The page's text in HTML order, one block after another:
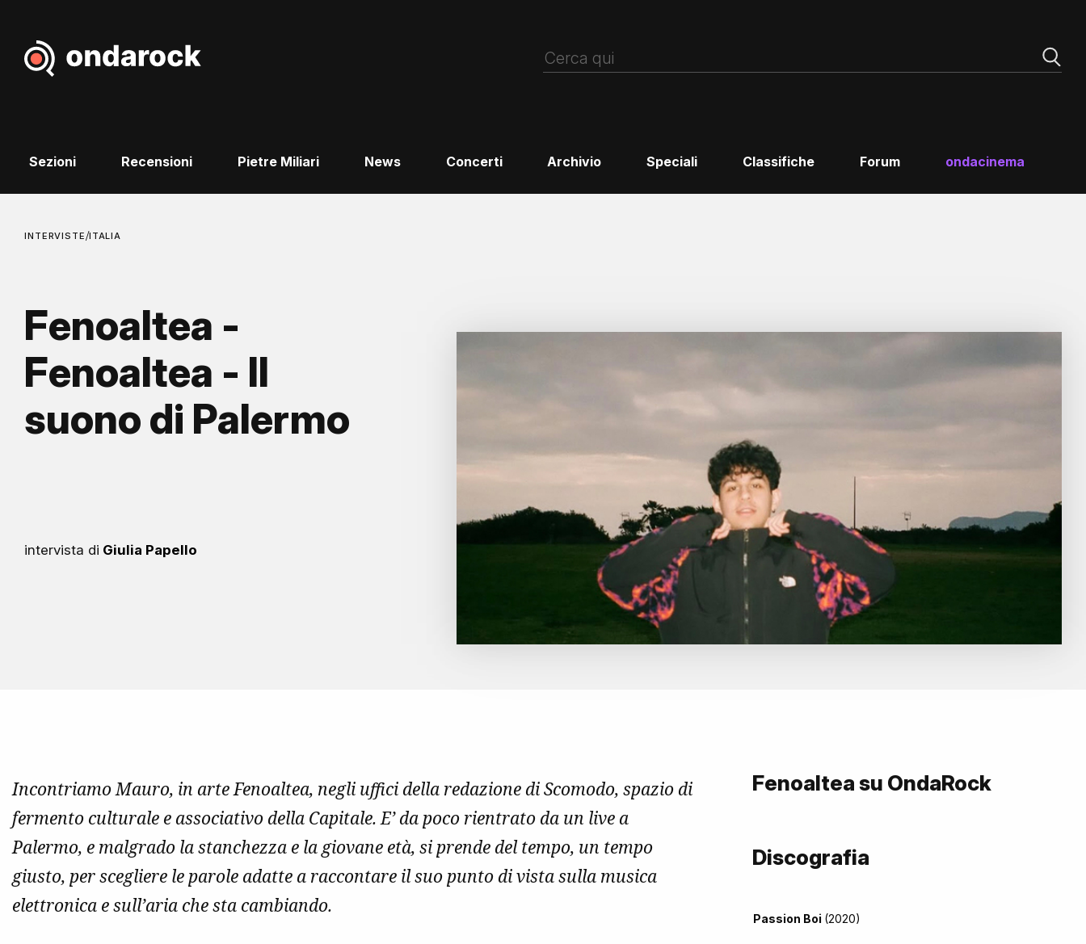
Sezioni Recensioni Pietre Miliari News Concerti Archivio Speciali Classifiche Forum ondacinema
INTERVISTE/ITALIA
Fenoaltea -
Fenoaltea - Il
suono di Palermo
intervista di Giulia Papello
Incontriamo Mauro, in arte Fenoaltea, negli uffici della redazione di Scomodo, spazio di
fermento culturale e associativo della Capitale. E’ da poco rientrato da un live a
Palermo, e malgrado la stanchezza e la giovane età, si prende del tempo, un tempo
giusto, per scegliere le parole adatte a raccontare il suo punto di vista sulla musica
elettronica e sull’aria che sta cambiando.
Fenoaltea su OndaRock
Discografia
Passion Boi (2020)